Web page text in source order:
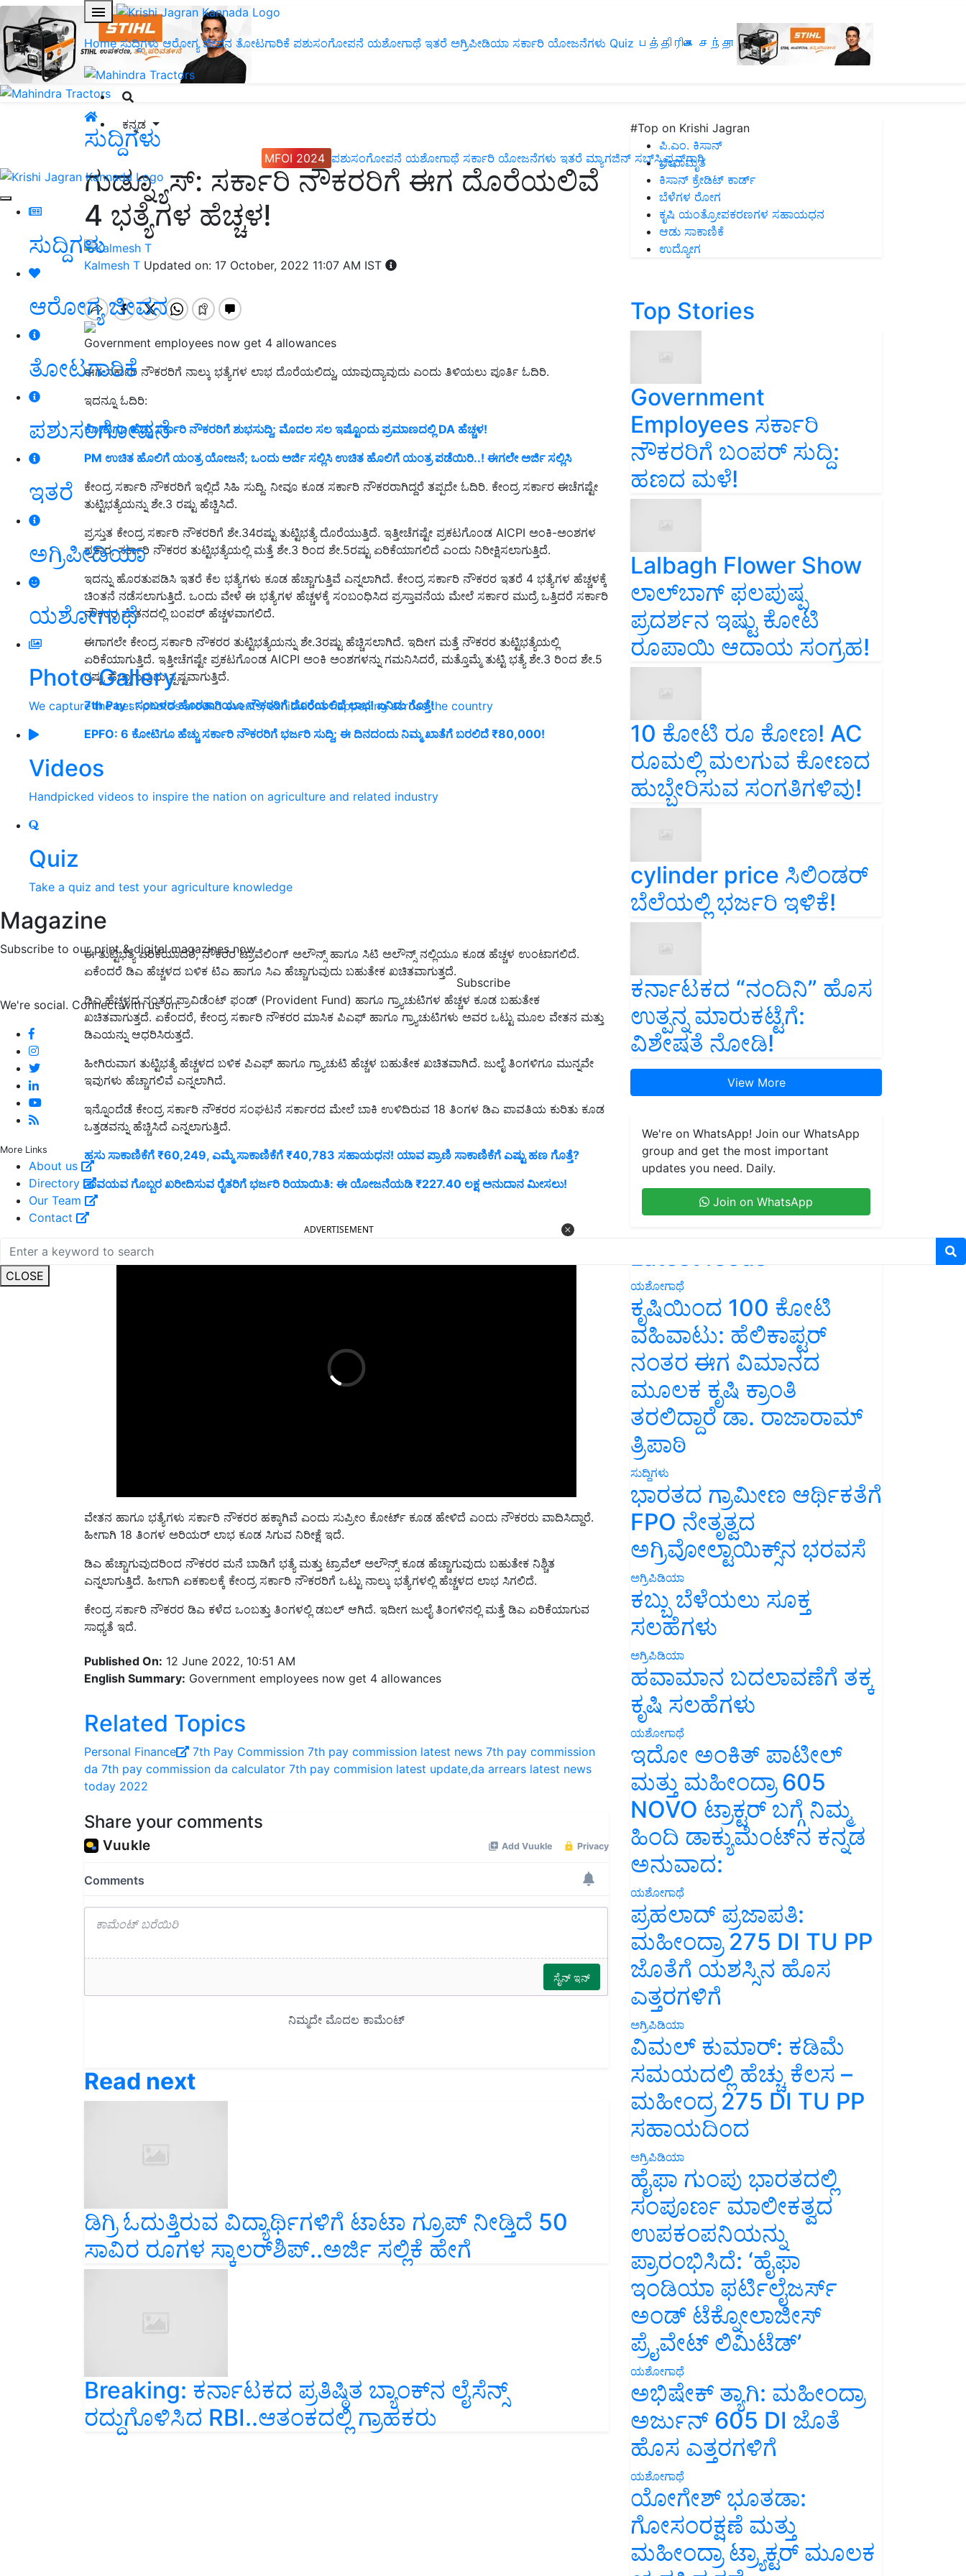
Home ಸುದ್ದಿಗಳು ಆರೋಗ್ಯ ಜೀವನ ತೋಟಗಾರಿಕೆ ಪಶುಸಂಗೋಪನೆ ಯಶೋಗಾಥೆ ಇತರೆ ಅಗ್ರಿಪೀಡಿಯಾ ಸರ್ಕಾರಿ ಯೋಜನೆಗಳು Quiz பத்திரிகை சந்தா
ಕನ್ನಡ
MFOI 2024 ಪಶುಸಂಗೋಪನೆ ಯಶೋಗಾಥೆ ಸರ್ಕಾರಿ ಯೋಜನೆಗಳು ಇತರೆ ಮ್ಯಾಗಜಿನ್‌ ಸಬ್‌ಸ್ಕ್ರಿಪ್ಷನ್‌ಗಾಗಿ
ಸುದ್ದಿಗಳು
ಆರೋಗ್ಯ ಜೀವನ
ತೋಟಗಾರಿಕೆ
ಪಶುಸಂಗೋಪನೆ
ಇತರೆ
ಅಗ್ರಿಪೀಡಿಯಾ
ಯಶೋಗಾಥೆ
Photo Gallery
We capture the best photos around events, exhibitions happening across the country
Videos
Handpicked videos to inspire the nation on agriculture and related industry
Quiz
Take a quiz and test your agriculture knowledge
Magazine
Subscribe to our print & digital magazines now
Subscribe
We're social. Connect with us on:
More Links
About us
Directory
Our Team
Contact
CLOSE
ಸುದ್ದಿಗಳು
ಗುಡ್ನ್ಯೂಸ್: ಸರ್ಕಾರಿ ನೌಕರರಿಗೆ ಈಗ ದೊರೆಯಲಿವೆ
4 ಭತ್ಯೆಗಳ ಹೆಚ್ಚಳ!
Kalmesh T Updated on: 17 October, 2022 11:07 AM IST
Government employees now get 4 allowances
ಈಗ ಸರ್ಕಾರಿ ನೌಕರರಿಗೆ ನಾಲ್ಕು ಭತ್ಯೆಗಳ ಲಾಭ ದೊರೆಯಲಿದ್ದು, ಯಾವುದ್ಯಾವುದು ಎಂದು ತಿಳಿಯಲು ಪೂರ್ತಿ ಓದಿರಿ.
ಇದನ್ನೂ ಓದಿರಿ:
ಕೋಟಿಗೂ ಹೆಚ್ಚು ಸರ್ಕಾರಿ ನೌಕರರಿಗೆ ಶುಭಸುದ್ದಿ; ಮೊದಲ ಸಲ ಇಷ್ಟೊಂದು ಪ್ರಮಾಣದಲ್ಲಿ DA ಹೆಚ್ಚಳ!
PM ಉಚಿತ ಹೊಲಿಗೆ ಯಂತ್ರ ಯೋಜನೆ; ಒಂದು ಅರ್ಜಿ ಸಲ್ಲಿಸಿ ಉಚಿತ ಹೊಲಿಗೆ ಯಂತ್ರ ಪಡೆಯಿರಿ..! ಈಗಲೇ ಅರ್ಜಿ ಸಲ್ಲಿಸಿ
ಕೇಂದ್ರ ಸರ್ಕಾರಿ ನೌಕರರಿಗೆ ಇಲ್ಲಿದೆ ಸಿಹಿ ಸುದ್ದಿ. ನೀವೂ ಕೂಡ ಸರ್ಕಾರಿ ನೌಕರರಾಗಿದ್ದರೆ ತಪ್ಪದೇ ಓದಿರಿ. ಕೇಂದ್ರ ಸರ್ಕಾರ ಈಚೆಗಷ್ಟೇ
ತುಟ್ಟಿಭತ್ಯೆಯನ್ನು ಶೇ.3 ರಷ್ಟು ಹೆಚ್ಚಿಸಿದೆ.
ಪ್ರಸ್ತುತ ಕೇಂದ್ರ ಸರ್ಕಾರಿ ನೌಕರರಿಗೆ ಶೇ.34ರಷ್ಟು ತುಟ್ಟಿಭತ್ಯೆ ದೊರೆಯುತ್ತಿದೆ. ಇತ್ತೀಚೆಗಷ್ಟೇ ಪ್ರಕಟಗೊಂಡ AICPI ಅಂಕಿ-ಅಂಶಗಳ
ಪ್ರಕಾರ, ಸರ್ಕಾರಿ ನೌಕರರ ತುಟ್ಟಿಭತ್ಯೆಯಲ್ಲಿ ಮತ್ತೆ ಶೇ.3 ರಿಂದ ಶೇ.5ರಷ್ಟು ಏರಿಕೆಯಾಗಲಿದೆ ಎಂದು ನಿರೀಕ್ಷಿಸಲಾಗುತ್ತಿದೆ.
ಇದನ್ನು ಹೊರತುಪಡಿಸಿ ಇತರೆ ಕೆಲ ಭತ್ಯೆಗಳು ಕೂಡ ಹೆಚ್ಚಾಗುತ್ತಿವೆ ಎನ್ನಲಾಗಿದೆ. ಕೇಂದ್ರ ಸರ್ಕಾರಿ ನೌಕರರ ಇತರೆ 4 ಭತ್ಯೆಗಳ ಹೆಚ್ಚಳಕ್ಕೆ
ಚಿಂತನೆ ನಡೆಸಲಾಗುತ್ತಿದೆ. ಒಂದು ವೇಳೆ ಈ ಭತ್ಯೆಗಳ ಹೆಚ್ಚಳಕ್ಕೆ ಸಂಬಂಧಿಸಿದ ಪ್ರಸ್ತಾವನೆಯ ಮೇಲೆ ಸರ್ಕಾರ ಮುದ್ರೆ ಒತ್ತಿದರೆ ಸರ್ಕಾರಿ
ನೌಕರರ ವೇತನದಲ್ಲಿ ಬಂಪರ್ ಹೆಚ್ಚಳವಾಗಲಿದೆ.
ಈಗಾಗಲೇ ಕೇಂದ್ರ ಸರ್ಕಾರಿ ನೌಕರರ ತುಟ್ಟಿಭತ್ಯೆಯನ್ನು ಶೇ.3ರಷ್ಟು ಹೆಚ್ಚಿಸಲಾಗಿದೆ. ಇದೀಗ ಮತ್ತೆ ನೌಕರರ ತುಟ್ಟಿಭತ್ಯೆಯಲ್ಲಿ
ಏರಿಕೆಯಾಗುತ್ತಿದೆ. ಇತ್ತೀಚೆಗಷ್ಟೇ ಪ್ರಕಟಗೊಂಡ AICPI ಅಂಕಿ ಅಂಶಗಳನ್ನು ಗಮನಿಸಿದರೆ, ಮತ್ತೊಮ್ಮೆ ತುಟ್ಟಿ ಭತ್ಯೆ ಶೇ.3 ರಿಂದ ಶೇ.5
ರಷ್ಟು ಹೆಚ್ಚಾಗುವುದು ಸ್ಪಷ್ಟವಾಗುತ್ತಿದೆ.
7th Pay : ಸಂಬಳದ ಹೊರತಾಗಿಯೂ ನೌಕರರಿಗೆ ದೊರೆಯಲಿದೆ ಲಾಭ! ಏನಿದು ಗೊತ್ತೆ!
EPFO: 6 ಕೋಟಿಗೂ ಹೆಚ್ಚು ಸರ್ಕಾರಿ ನೌಕರರಿಗೆ ಭರ್ಜರಿ ಸುದ್ದಿ; ಈ ದಿನದಂದು ನಿಮ್ಮ ಖಾತೆಗೆ ಬರಲಿದೆ ₹80,000!
ಈ ತುಟ್ಟಿಭತ್ಯೆ ಏರಿಕೆಯಾದರೆ, ನೌಕರರ ಟ್ರಾವೆಲಿಂಗ್ ಅಲೌನ್ಸ್ ಹಾಗೂ ಸಿಟಿ ಅಲೌನ್ಸ್ ನಲ್ಲಿಯೂ ಕೂಡ ಹೆಚ್ಚಳ ಉಂಟಾಗಲಿದೆ.
ಏಕೆಂದರೆ ಡಿಎ ಹೆಚ್ಚಳದ ಬಳಿಕ ಟಿಎ ಹಾಗೂ ಸಿಎ ಹೆಚ್ಚಾಗುವುದು ಬಹುತೇಕ ಖಚಿತವಾಗುತ್ತದೆ.
ಡಿಎ ಹೆಚ್ಚಳದ ನಂತರ ಪ್ರಾವಿಡೆಂಟ್ ಫಂಡ್ (Provident Fund) ಹಾಗೂ ಗ್ರ್ಯಾಚುಟಿಗಳ ಹೆಚ್ಚಳ ಕೂಡ ಬಹುತೇಕ
ಖಚಿತವಾಗುತ್ತದೆ. ಏಕೆಂದರೆ, ಕೇಂದ್ರ ಸರ್ಕಾರಿ ನೌಕರರ ಮಾಸಿಕ ಪಿಎಫ್ ಹಾಗೂ ಗ್ರ್ಯಾಚುಟಿಗಳು ಅವರ ಒಟ್ಟು ಮೂಲ ವೇತನ ಮತ್ತು
ಡಿಎಯನ್ನು ಆಧರಿಸಿರುತ್ತದೆ.
ಹೀಗಿರುವಾಗ ತುಟ್ಟಿಭತ್ಯೆ ಹೆಚ್ಚಳದ ಬಳಿಕ ಪಿಎಫ್ ಹಾಗೂ ಗ್ರ್ಯಾಚುಟಿ ಹೆಚ್ಚಳ ಬಹುತೇಕ ಖಚಿತವಾಗಿದೆ. ಜುಲೈ ತಿಂಗಳಿಗೂ ಮುನ್ನವೇ
ಇವುಗಳು ಹೆಚ್ಚಾಗಲಿವೆ ಎನ್ನಲಾಗಿದೆ.
ಇನ್ನೊಂದೆಡೆ ಕೇಂದ್ರ ಸರ್ಕಾರಿ ನೌಕರರ ಸಂಘಟನೆ ಸರ್ಕಾರದ ಮೇಲೆ ಬಾಕಿ ಉಳಿದಿರುವ 18 ತಿಂಗಳ ಡಿಎ ಪಾವತಿಯ ಕುರಿತು ಕೂಡ
ಒತ್ತಡವನ್ನು ಹೆಚ್ಚಿಸಿದೆ ಎನ್ನಲಾಗುತ್ತಿದೆ.
ಹಸು ಸಾಕಾಣಿಕೆಗೆ ₹60,249, ಎಮ್ಮೆ ಸಾಕಾಣಿಕೆಗೆ ₹40,783 ಸಹಾಯಧನ! ಯಾವ ಪ್ರಾಣಿ ಸಾಕಾಣಿಕೆಗೆ ಎಷ್ಟು ಹಣ ಗೊತ್ತೆ?
ಸಾವಯವ ಗೊಬ್ಬರ ಖರೀದಿಸುವ ರೈತರಿಗೆ ಭರ್ಜರಿ ರಿಯಾಯಿತಿ: ಈ ಯೋಜನೆಯಡಿ ₹227.40 ಲಕ್ಷ ಅನುದಾನ ಮೀಸಲು!
ವೇತನ ಹಾಗೂ ಭತ್ಯೆಗಳು ಸರ್ಕಾರಿ ನೌಕರರ ಹಕ್ಕಾಗಿವೆ ಎಂದು ಸುಪ್ರೀಂ ಕೋರ್ಟ್ ಕೂಡ ಹೇಳಿದೆ ಎಂದು ನೌಕರರು ವಾದಿಸಿದ್ದಾರೆ.
ಹೀಗಾಗಿ 18 ತಿಂಗಳ ಅರಿಯರ್ ಲಾಭ ಕೂಡ ಸಿಗುವ ನಿರೀಕ್ಷೆ ಇದೆ.
ಡಿಎ ಹೆಚ್ಚಾಗುವುದರಿಂದ ನೌಕರರ ಮನೆ ಬಾಡಿಗೆ ಭತ್ಯೆ ಮತ್ತು ಟ್ರಾವೆಲ್ ಅಲೌನ್ಸ್ ಕೂಡ ಹೆಚ್ಚಾಗುವುದು ಬಹುತೇಕ ನಿಶ್ಚಿತ
ಎನ್ನಲಾಗುತ್ತಿದೆ. ಹೀಗಾಗಿ ಏಕಕಾಲಕ್ಕೆ ಕೇಂದ್ರ ಸರ್ಕಾರಿ ನೌಕರರಿಗೆ ಒಟ್ಟು ನಾಲ್ಕು ಭತ್ಯೆಗಳಲ್ಲಿ ಹೆಚ್ಚಳದ ಲಾಭ ಸಿಗಲಿದೆ.
ಕೇಂದ್ರ ಸರ್ಕಾರಿ ನೌಕರರ ಡಿಎ ಕಳೆದ ಒಂಬತ್ತು ತಿಂಗಳಲ್ಲಿ ಡಬಲ್ ಆಗಿದೆ. ಇದೀಗ ಜುಲೈ ತಿಂಗಳಿನಲ್ಲಿ ಮತ್ತೆ ಡಿಎ ಏರಿಕೆಯಾಗುವ
ಸಾಧ್ಯತೆ ಇದೆ.
English Summary:Government employees now get 4 allowances
Related Topics
Personal Finance 7th Pay Commission
da 7th pay commission da calculator 7th pay commision latest update,da arrears latest news
today 2022
ಡಿಗ್ರಿ ಓದುತ್ತಿರುವ ವಿದ್ಯಾರ್ಥಿಗಳಿಗೆ ಟಾಟಾ ಗ್ರೂಪ್‌ ನೀಡ್ತಿದೆ 50
ಸಾವಿರ ರೂಗಳ ಸ್ಕಾಲರ್‌ಶಿಪ್‌..ಅರ್ಜಿ ಸಲ್ಲಿಕೆ ಹೇಗೆ
Breaking: ಕರ್ನಾಟಕದ ಪ್ರತಿಷ್ಠಿತ ಬ್ಯಾಂಕ್‌ನ ಲೈಸೆನ್ಸ್‌
ರದ್ದುಗೊಳಿಸಿದ RBI..ಆತಂಕದಲ್ಲಿ ಗ್ರಾಹಕರು
#Top on Krishi Jagran
ಪಿ.ಎಂ. ಕಿಸಾನ್
ಜೀವಾಮೃತ
ಕಿಸಾನ್ ಕ್ರೇಡಿಟ್ ಕಾರ್ಡ್
ಬೆಳೆಗಳ ರೋಗ
ಕೃಷಿ ಯಂತ್ರೋಪಕರಣಗಳ ಸಹಾಯಧನ
ಆಡು ಸಾಕಾಣಿಕೆ
ಉದ್ಯೋಗ
Top Stories
Government
Employees ಸರ್ಕಾರಿ
ನೌಕರರಿಗೆ ಬಂಪರ್‌ ಸುದ್ದಿ:
ಹಣದ ಮಳೆ!
Lalbagh Flower Show
ಲಾಲ್‌ಬಾಗ್ ಫಲಪುಷ್ಪ
ಪ್ರದರ್ಶನ ಇಷ್ಟು ಕೋಟಿ
ರೂಪಾಯಿ ಆದಾಯ ಸಂಗ್ರಹ!
10 ಕೋಟಿ ರೂ ಕೋಣ! AC
ರೂಮಲ್ಲಿ ಮಲಗುವ ಕೋಣದ
ಹುಬ್ಬೇರಿಸುವ ಸಂಗತಿಗಳಿವು!
cylinder price ಸಿಲಿಂಡರ್‌
ಬೆಲೆಯಲ್ಲಿ ಭರ್ಜರಿ ಇಳಿಕೆ!
ಕರ್ನಾಟಕದ “ನಂದಿನಿ” ಹೊಸ
ಉತ್ಪನ್ನ ಮಾರುಕಟ್ಟೆಗೆ:
ವಿಶೇಷತೆ ನೋಡಿ!
View More
We're on WhatsApp! Join our WhatsApp
group and get the most important
updates you need. Daily.
Join on WhatsApp
Latest feeds
ಯಶೋಗಾಥೆ
ಕೃಷಿಯಿಂದ 100 ಕೋಟಿ
ವಹಿವಾಟು: ಹೆಲಿಕಾಪ್ಟರ್
ನಂತರ ಈಗ ವಿಮಾನದ
ಮೂಲಕ ಕೃಷಿ ಕ್ರಾಂತಿ
ತರಲಿದ್ದಾರೆ ಡಾ. ರಾಜಾರಾಮ್
ತ್ರಿಪಾಠಿ
ಸುದ್ದಿಗಳು
ಭಾರತದ ಗ್ರಾಮೀಣ ಆರ್ಥಿಕತೆಗೆ
FPO ನೇತೃತ್ವದ
ಅಗ್ರಿವೋಲ್ಟಾಯಿಕ್ಸ್‌ನ ಭರವಸೆ
ಅಗ್ರಿಪಿಡಿಯಾ
ಕಬ್ಬು ಬೆಳೆಯಲು ಸೂಕ್ತ
ಸಲಹೆಗಳು
ಅಗ್ರಿಪಿಡಿಯಾ
ಹವಾಮಾನ ಬದಲಾವಣೆಗೆ ತಕ್ಕ
ಕೃಷಿ ಸಲಹೆಗಳು
ಯಶೋಗಾಥೆ
ಇದೋ ಅಂಕಿತ್ ಪಾಟೀಲ್
ಮತ್ತು ಮಹೀಂದ್ರಾ 605
NOVO ಟ್ರಾಕ್ಟರ್ ಬಗ್ಗೆ ನಿಮ್ಮ
ಹಿಂದಿ ಡಾಕ್ಯುಮೆಂಟ್‌ನ ಕನ್ನಡ
ಅನುವಾದ:
ಯಶೋಗಾಥೆ
ಪ್ರಹಲಾದ್ ಪ್ರಜಾಪತಿ:
ಮಹೀಂದ್ರಾ 275 DI TU PP
ಜೊತೆಗೆ ಯಶಸ್ಸಿನ ಹೊಸ
ಎತ್ತರಗಳಿಗೆ
ಅಗ್ರಿಪಿಡಿಯಾ
ವಿಮಲ್ ಕುಮಾರ್: ಕಡಿಮೆ
ಸಮಯದಲ್ಲಿ ಹೆಚ್ಚು ಕೆಲಸ –
ಮಹೀಂದ್ರ 275 DI TU PP
ಸಹಾಯದಿಂದ
ಅಗ್ರಿಪಿಡಿಯಾ
ಹೈಫಾ ಗುಂಪು ಭಾರತದಲ್ಲಿ
ಸಂಪೂರ್ಣ ಮಾಲೀಕತ್ವದ
ಉಪಕಂಪನಿಯನ್ನು
ಪ್ರಾರಂಭಿಸಿದೆ: ‘ಹೈಫಾ
ಇಂಡಿಯಾ ಫರ್ಟಿಲೈಜರ್ಸ್
ಅಂಡ್ ಟೆಕ್ನೋಲಾಜೀಸ್
ಪ್ರೈವೇಟ್ ಲಿಮಿಟೆಡ್’
ಯಶೋಗಾಥೆ
ಅಭಿಷೇಕ್ ತ್ಯಾಗಿ: ಮಹೀಂದ್ರಾ
ಅರ್ಜುನ್ 605 DI ಜೊತೆ
ಹೊಸ ಎತ್ತರಗಳಿಗೆ
ಯಶೋಗಾಥೆ
ಯೋಗೇಶ್ ಭೂತಡಾ:
ಗೋಸಂರಕ್ಷಣೆ ಮತ್ತು
ಮಹೀಂದ್ರಾ ಟ್ರ್ಯಾಕ್ಟರ್ ಮೂಲಕ